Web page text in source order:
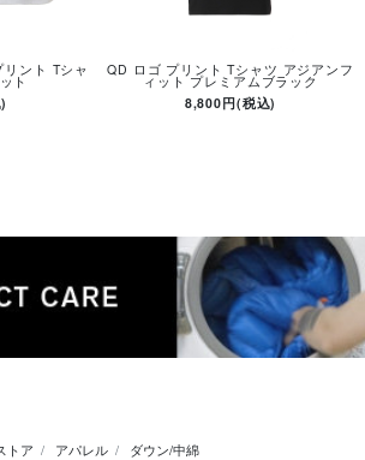
ント Tシャ
ト
QD ロゴ プリント Tシャツ アジアンフ
ィット プレミアムブラック
8,800円(税込)
トア アパレル ダウン/中綿